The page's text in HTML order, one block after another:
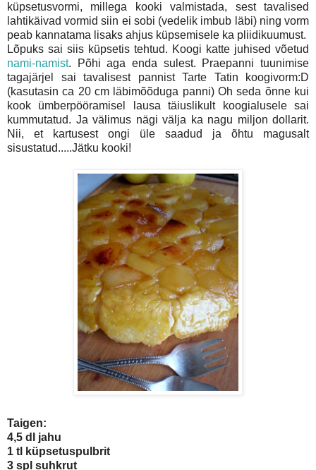
küpsetusvormi, millega kooki valmistada, sest tavalised
lahtikäivad vormid siin ei sobi (vedelik imbub läbi) ning vorm
peab kannatama lisaks ahjus küpsemisele ka pliidikuumust.
Lõpuks sai siis küpsetis tehtud. Koogi katte juhised võetud
nami-namist. Põhi aga enda sulest. Praepanni tuunimise
tagajärjel sai tavalisest pannist Tarte Tatin koogivorm:D
(kasutasin ca 20 cm läbimõõduga panni) Oh seda õnne kui
kook ümberpööramisel lausa täiuslikult koogialusele sai
kummutatud. Ja välimus nägi välja ka nagu miljon dollarit.
Nii, et kartusest ongi üle saadud ja õhtu magusalt
sisustatud.....Jätku kooki!
Taigen:
4,5 dl jahu
1 tl küpsetuspulbrit
3 spl suhkrut